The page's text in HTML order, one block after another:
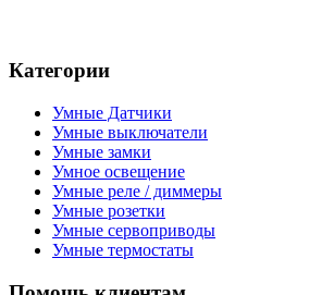
Категории
Умные Датчики
Умные выключатели
Умные замки
Умное освещение
Умные реле / диммеры
Умные розетки
Умные сервоприводы
Умные термостаты